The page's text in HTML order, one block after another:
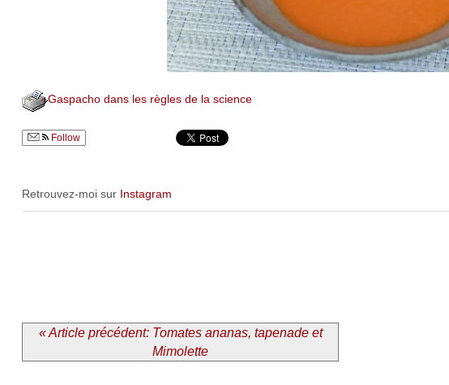
Gaspacho dans les règles de la science
Follow
Retrouvez-moi sur Instagram
« Article précédent: Tomates ananas, tapenade et
Mimolette